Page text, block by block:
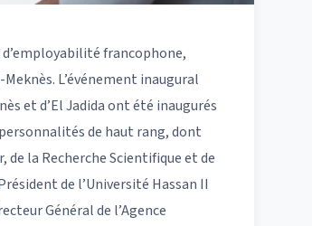
francophone,
L’événement inaugural
et d’El Jadida ont été inaugurés
de haut rang, dont
la Recherche Scientifique et de
de l’Université Hassan II
Général de l’Agence